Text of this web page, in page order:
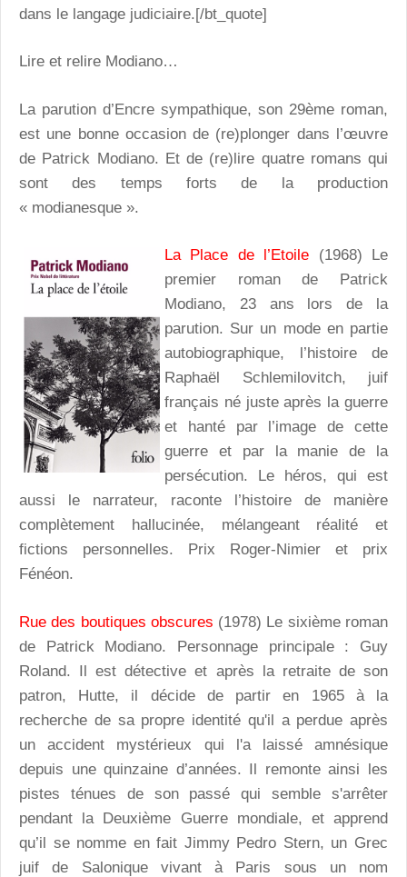
dans le langage judiciaire.[/bt_quote]
Lire et relire Modiano…
La parution d’Encre sympathique, son 29ème roman,
est une bonne occasion de (re)plonger dans l’œuvre
de Patrick Modiano. Et de (re)lire quatre romans qui
sont des temps forts de la production
« modianesque ».
La Place de l’Etoile (1968) Le
premier roman de Patrick
Modiano, 23 ans lors de la
parution. Sur un mode en partie
autobiographique, l’histoire de
Raphaël Schlemilovitch, juif
français né juste après la guerre
et hanté par l’image de cette
guerre et par la manie de la
persécution. Le héros, qui est
aussi le narrateur, raconte l’histoire de manière
complètement hallucinée, mélangeant réalité et
fictions personnelles. Prix Roger-Nimier et prix
Fénéon.
Rue des boutiques obscures (1978) Le sixième roman
de Patrick Modiano. Personnage principale : Guy
Roland. Il est détective et après la retraite de son
patron, Hutte, il décide de partir en 1965 à la
recherche de sa propre identité qu'il a perdue après
un accident mystérieux qui l'a laissé amnésique
depuis une quinzaine d’années. Il remonte ainsi les
pistes ténues de son passé qui semble s'arrêter
pendant la Deuxième Guerre mondiale, et apprend
qu’il se nomme en fait Jimmy Pedro Stern, un Grec
juif de Salonique vivant à Paris sous un nom